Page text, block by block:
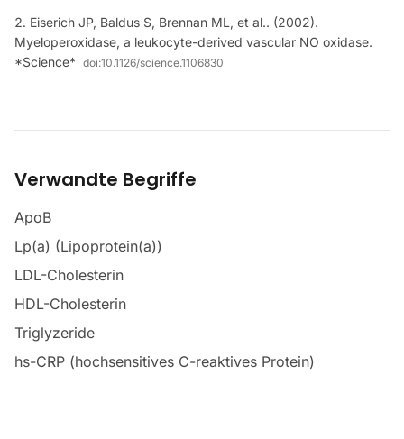
Eiserich JP, Baldus S, Brennan ML, et al.. (2002).
Myeloperoxidase, a leukocyte-derived vascular NO oxidase.
*Science* doi:10.1126/science.1106830
Verwandte Begriffe
ApoB
Lp(a) (Lipoprotein(a))
LDL-Cholesterin
HDL-Cholesterin
Triglyzeride
hs-CRP (hochsensitives C-reaktives Protein)